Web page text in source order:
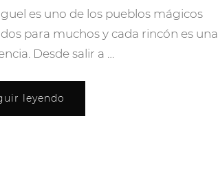
es uno de los pueblos mágicos
para muchos y cada rincón es una
Desde salir a …
leyendo